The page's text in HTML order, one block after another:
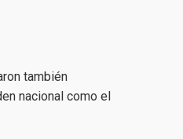
también
nacional como el